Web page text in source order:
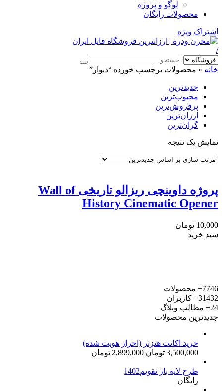
لوگو و پروژه
محصولات رایگان
اشتراک ویژه
/
خانه » محصولات برچسب خورده “دیوار”
جدیدترین
محبوب‌ترین
پرفروش‌ترین
ارزان‌ترین
گران‌ترین
نمایش یک نتیجه
پروژه داوینچی ریزالو تاریخی Wall of
History Cinematic Opener
10,000 تومان
سبد خرید
7746+
محصولات
31432+
کاربران
24+
مطالب وبلاگ
جدیدترین محصولات
خرید اکانت هتزنر (احراز هویت شده)
3,500,000 تومان قیمت
2,899,000 تومان
طرح لایه باز تقویم1402
رایگان